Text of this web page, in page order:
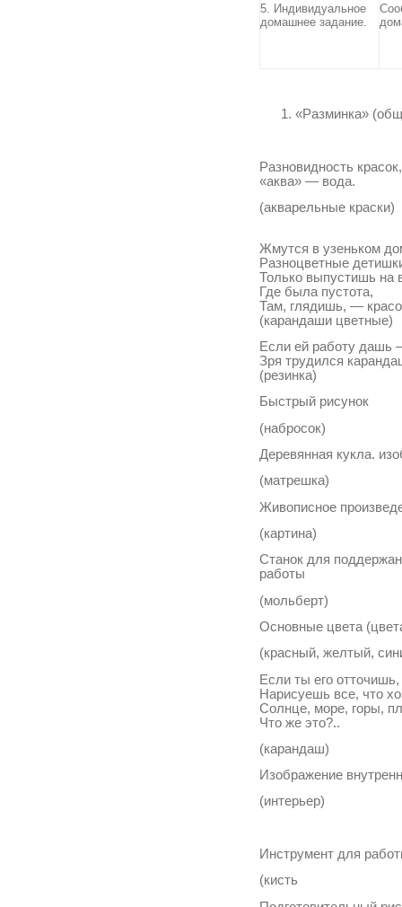
5. Индивидуальное
домашнее задание.
«Разминка»
Разновидность
«аква» — вода.
(акварельные краски)
Жмутся в узеньком
Разноцветные
Только выпустишь на
Где была пустота,
Там, глядишь, —
(карандаши цветные)
Если ей работу дашь –
Зря трудился
(резинка)
Быстрый рисунок
(набросок)
Деревянная кукла.
(матрешка)
Живописное
(картина)
Станок для
работы
(мольберт)
Основные цвета
(красный, желтый,
Если ты его отточишь,
Нарисуешь все, что
Солнце, море, горы,
Что же
(карандаш)
Изображение
(интерьер)
Инструмент для
(кисть